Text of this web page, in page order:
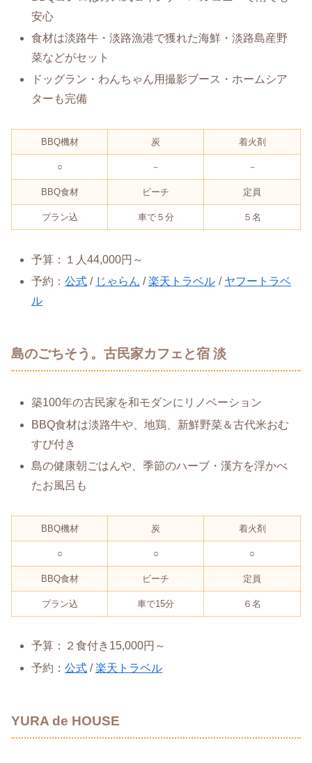
安心
食材は淡路牛・淡路漁港で獲れた海鮮・淡路島産野
菜などがセット
ドッグラン・わんちゃん用撮影ブース・ホームシア
ターも完備
BBQ機材 炭 着火剤
○ － －
BBQ食材 ビーチ 定員
プラン込 車で５分 ５名
予算：１人44,000円～
予約：公式 / じゃらん /楽天トラベル / ヤフートラベ
ル
島のごちそう。古民家カフェと宿 淡
築100年の古民家を和モダンにリノベーション
BBQ食材は淡路牛や、地鶏、新鮮野菜＆古代米おむ
すび付き
島の健康朝ごはんや、季節のハーブ・漢方を浮かべ
たお風呂も
BBQ機材 炭 着火剤
○ ○ ○
BBQ食材 ビーチ 定員
プラン込 車で15分 ６名
予算：２食付き15,000円～
予約：公式 /楽天トラベル
YURA de HOUSE